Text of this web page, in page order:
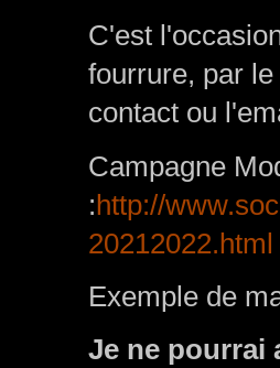
C'est
fourrure, par
contact ou
Campagne
:http://
20212022.html
Exemple de
Je ne pourrai